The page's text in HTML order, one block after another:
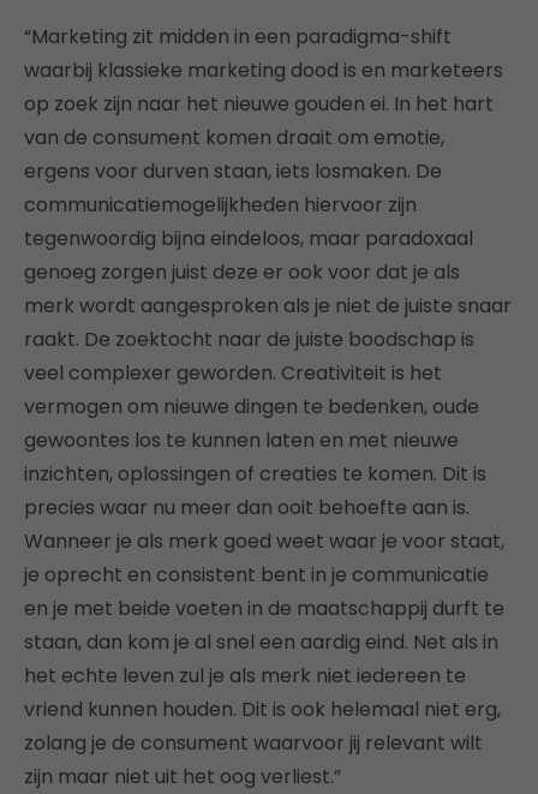
“Marketing zit midden in een paradigma-shift
waarbij klassieke marketing dood is en marketeers
op zoek zijn naar het nieuwe gouden ei. In het hart
van de consument komen draait om emotie,
ergens voor durven staan, iets losmaken. De
communicatiemogelijkheden hiervoor zijn
tegenwoordig bijna eindeloos, maar paradoxaal
genoeg zorgen juist deze er ook voor dat je als
merk wordt aangesproken als je niet de juiste snaar
raakt. De zoektocht naar de juiste boodschap is
veel complexer geworden. Creativiteit is het
vermogen om nieuwe dingen te bedenken, oude
gewoontes los te kunnen laten en met nieuwe
inzichten, oplossingen of creaties te komen. Dit is
precies waar nu meer dan ooit behoefte aan is.
Wanneer je als merk goed weet waar je voor staat,
je oprecht en consistent bent in je communicatie
en je met beide voeten in de maatschappij durft te
staan, dan kom je al snel een aardig eind. Net als in
het echte leven zul je als merk niet iedereen te
vriend kunnen houden. Dit is ook helemaal niet erg,
zolang je de consument waarvoor jij relevant wilt
zijn maar niet uit het oog verliest.”